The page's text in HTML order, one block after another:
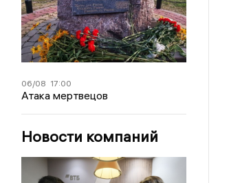
06/08 17:00
Атака мертвецов
Новости компаний